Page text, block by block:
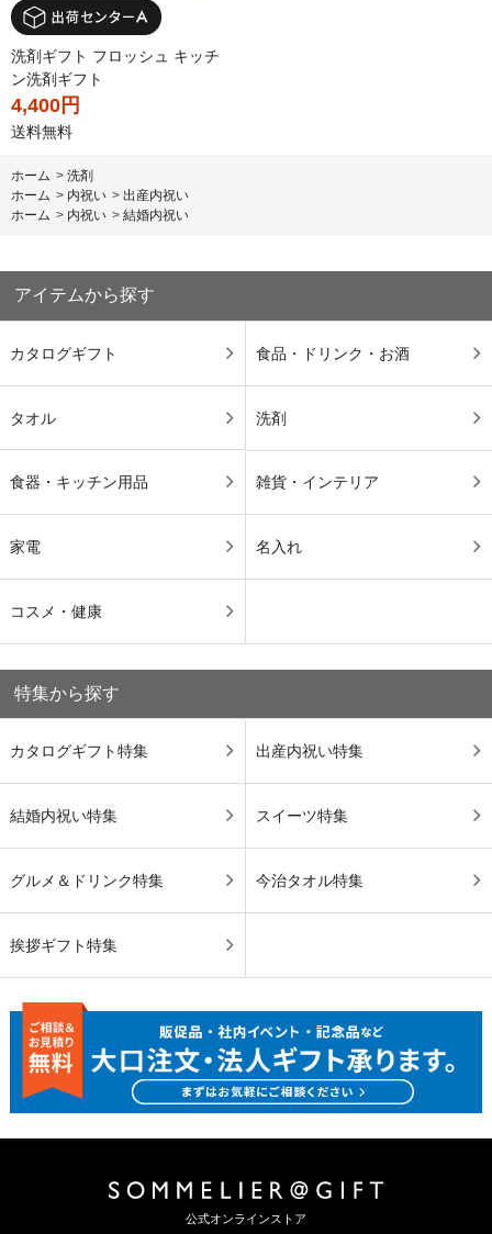
洗剤ギフト フロッシュ キッチ
ン洗剤ギフト
4,400円
送料無料
ホーム > 洗剤
ホーム > 内祝い > 出産内祝い
ホーム > 内祝い > 結婚内祝い
アイテムから探す
カタログギフト 食品・ドリンク・お酒
タオル 洗剤
食器・キッチン用品 雑貨・インテリア
家電 名入れ
コスメ・健康
特集から探す
カタログギフト特集 出産内祝い特集
結婚内祝い特集 スイーツ特集
グルメ＆ドリンク特集 今治タオル特集
挨拶ギフト特集
公式オンラインストア